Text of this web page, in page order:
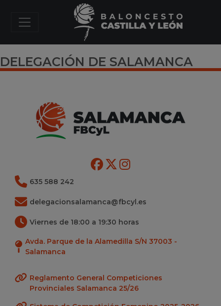
DELEGACIÓN DE SALAMANCA
635 588 242
delegacionsalamanca@fbcyl.es
Viernes de 18:00 a 19:30 horas
Avda. Parque de la Alamedilla S/N 37003 -
Salamanca
Reglamento General Competiciones
Provinciales Salamanca 25/26